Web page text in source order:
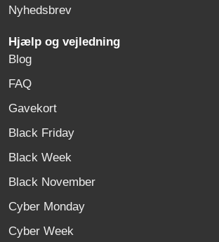
Nyhedsbrev
Hjælp og vejledning
Blog
FAQ
Gavekort
Black Friday
Black Week
Black November
Cyber Monday
Cyber Week